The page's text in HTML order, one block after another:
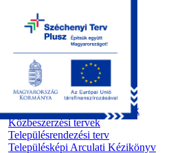
Kezdőoldal
Önkormányzat
Előterjesztések
Testületi ülések
Polgármesteri döntések
Bizottsági ülések
Rendeletek 1995 - 2013
Rendeletek 2014 - 2026
Szabályzatok/Alapító okiratok
Közbeszerzési tervek
Településrendezési terv
Településképi Arculati Kézikönyv